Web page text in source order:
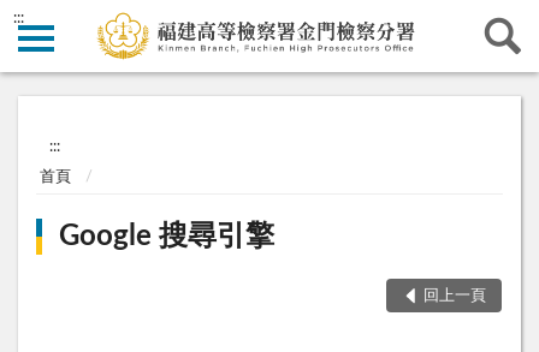
:::
:::
首頁
Google 搜尋引擎
回上一頁